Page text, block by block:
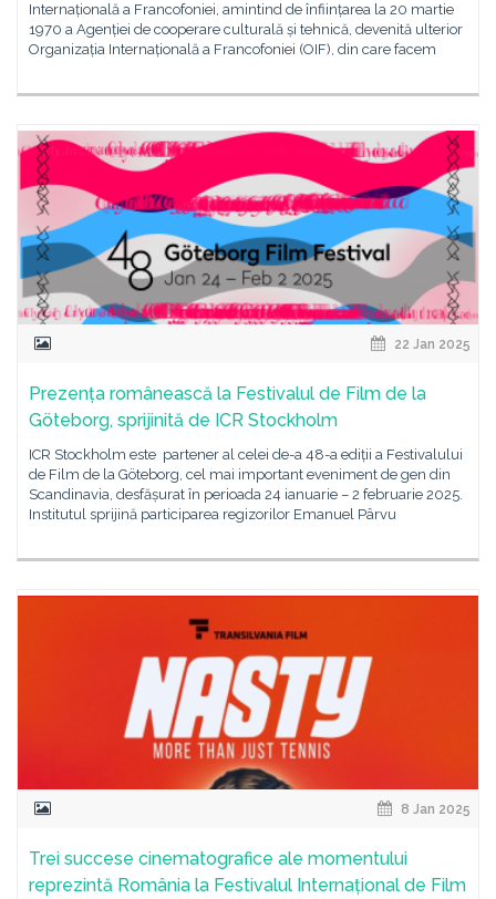
Internațională a Francofoniei, amintind de înființarea la 20 martie
1970 a Agenției de cooperare culturală și tehnică, devenită ulterior
Organizația Internațională a Francofoniei (OIF), din care facem
22 Jan 2025
Prezența românească la Festivalul de Film de la
Göteborg, sprijinită de ICR Stockholm
ICR Stockholm este partener al celei de-a 48-a ediții a Festivalului
de Film de la Göteborg, cel mai important eveniment de gen din
Scandinavia, desfășurat în perioada 24 ianuarie – 2 februarie 2025.
Institutul sprijină participarea regizorilor Emanuel Pârvu
8 Jan 2025
Trei succese cinematografice ale momentului
reprezintă România la Festivalul Internațional de Film